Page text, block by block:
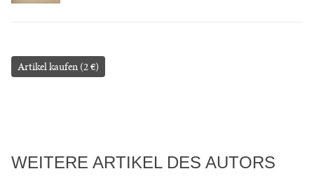
Artikel kaufen (2 €)
WEITERE ARTIKEL DES AUTORS